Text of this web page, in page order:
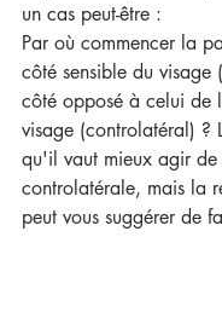
un cas peut-être :
Par où commencer la
côté sensible du visage
côté opposé à celui de
visage (controlatéral) ?
qu'il vaut mieux agir de
controlatérale, mais la
peut vous suggérer de